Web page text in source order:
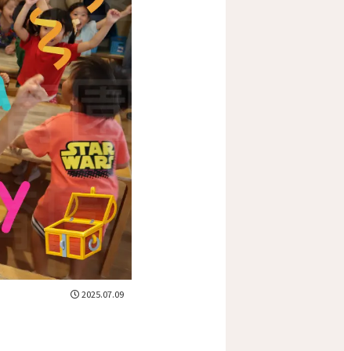
2025.07.09